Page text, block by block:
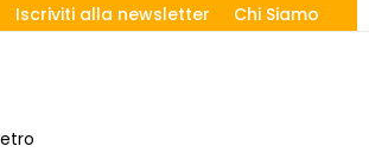
Iscriviti alla newsletter Chi Siamo